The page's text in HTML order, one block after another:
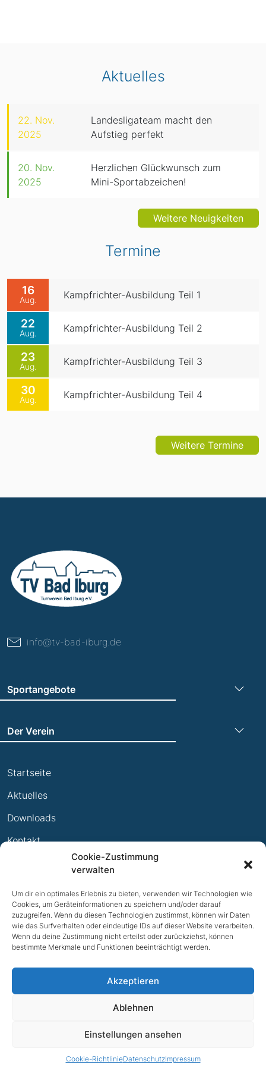
Cookie-Zustimmung
verwalten
Um dir ein optimales Erlebnis zu bieten, verwenden wir Technologien wie
Cookies, um Geräteinformationen zu speichern und/oder darauf
zuzugreifen. Wenn du diesen Technologien zustimmst, können wir Daten
wie das Surfverhalten oder eindeutige IDs auf dieser Website verarbeiten.
Wenn du deine Zustimmung nicht erteilst oder zurückziehst, können
bestimmte Merkmale und Funktionen beeinträchtigt werden.
Akzeptieren
Ablehnen
Einstellungen ansehen
Cookie-RichtlinieDatenschutzImpressum
Aktuelles
22. Nov.
2025
Landesligateam macht den
Aufstieg perfekt
20. Nov.
2025
Herzlichen Glückwunsch zum
Mini-Sportabzeichen!
Weitere Neuigkeiten
Termine
16
Aug. Kampfrichter-Ausbildung Teil 1
22
Aug. Kampfrichter-Ausbildung Teil 2
23
Aug. Kampfrichter-Ausbildung Teil 3
30
Aug. Kampfrichter-Ausbildung Teil 4
Weitere Termine
info@tv-bad-iburg.de
Sportangebote
Leichtathletik
Leistungsabzeichen
Der Verein
Termine
Ewige Erfolge
Mitglied werden
Startseite
Aktuelles
Downloads
Kontakt
© 2026 TV Bad Iburg e.V.